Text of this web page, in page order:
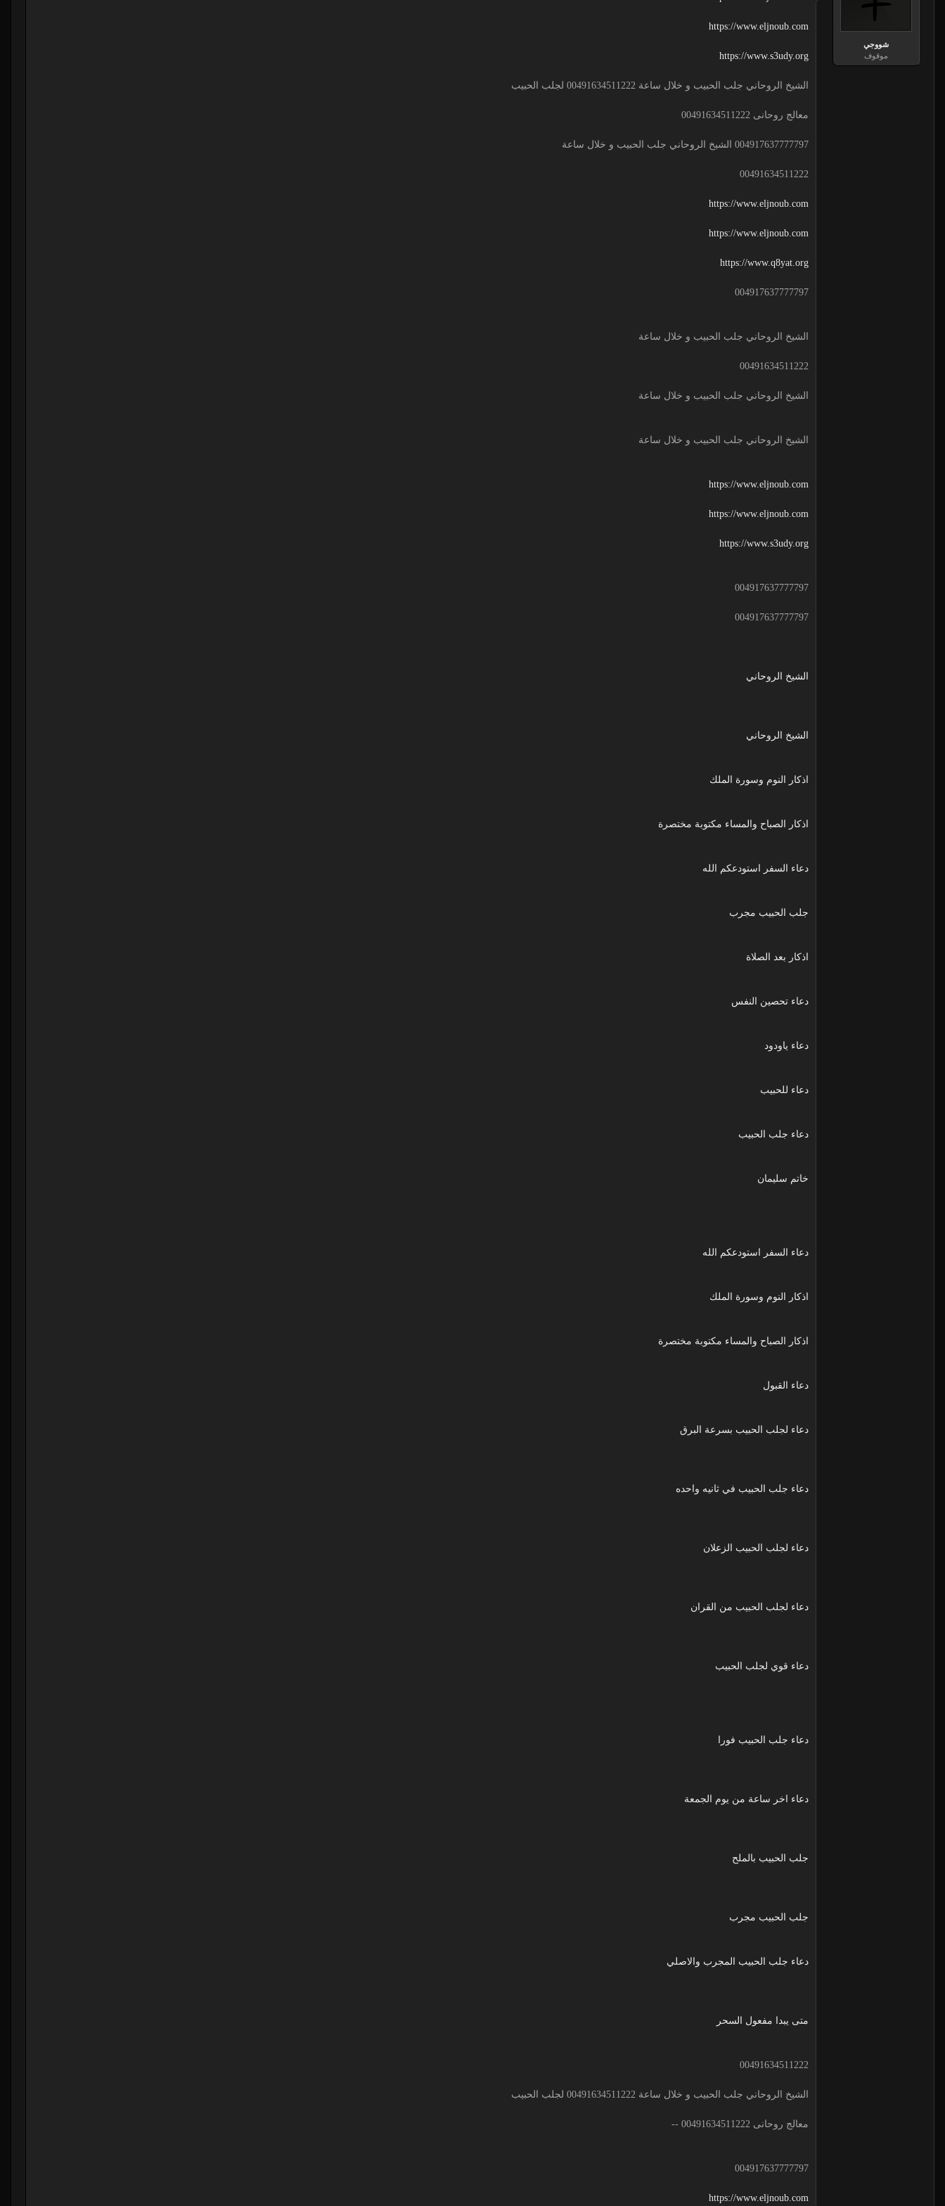
شووجي
موقوف
https://www.eljnoub.com
https://www.s3udy.org
الشيخ الروحاني جلب الحبيب و خلال ساعة 00491634511222 لجلب الحبيب
معالج روحانى 00491634511222
004917637777797 الشيخ الروحاني جلب الحبيب و خلال ساعة
00491634511222
https://www.eljnoub.com
https://www.eljnoub.com
https://www.q8yat.org
004917637777797
الشيخ الروحاني جلب الحبيب و خلال ساعة
00491634511222
الشيخ الروحاني جلب الحبيب و خلال ساعة
الشيخ الروحاني جلب الحبيب و خلال ساعة
https://www.eljnoub.com
https://www.eljnoub.com
https://www.s3udy.org
004917637777797
004917637777797
الشيخ الروحاني
الشيخ الروحاني
اذكار النوم وسورة الملك
اذكار الصباح والمساء مكتوبة مختصرة
دعاء السفر استودعكم الله
جلب الحبيب مجرب
اذكار بعد الصلاة
دعاء تحصين النفس
دعاء ياودود
دعاء للحبيب
دعاء جلب الحبيب
خاتم سليمان
دعاء السفر استودعكم الله
اذكار النوم وسورة الملك
اذكار الصباح والمساء مكتوبة مختصرة
دعاء القبول
دعاء لجلب الحبيب بسرعة البرق
دعاء جلب الحبيب في ثانيه واحده
دعاء لجلب الحبيب الزعلان
دعاء لجلب الحبيب من القران
دعاء قوي لجلب الحبيب
دعاء جلب الحبيب فورا
دعاء اخر ساعة من يوم الجمعة
جلب الحبيب بالملح
جلب الحبيب مجرب
دعاء جلب الحبيب المجرب والاصلي
متى يبدا مفعول السحر
00491634511222
الشيخ الروحاني جلب الحبيب و خلال ساعة 00491634511222 لجلب الحبيب
معالج روحانى 00491634511222 --
004917637777797
https://www.eljnoub.com